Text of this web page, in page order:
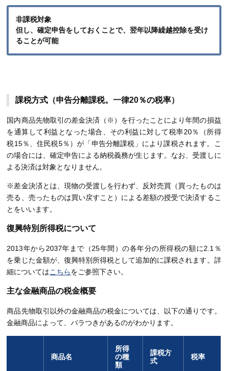
非課税対象
但し、確定申告をしておくことで、翌年以降繰越控除を受け
ることが可能
課税方式（申告分離課税。一律20％の税率）
国内商品先物取引の差金決済（※）を行ったことにより年間の損益
を通算して利益となった場合、その利益に対して税率20％（所得
税15％、住民税5％）が「申告分離課税」により課税されます。こ
の場合には、確定申告による納税義務が生じます。なお、受渡しに
よる決済は対象となりません。
※差金決済とは、現物の受渡しを行わず、反対売買（買ったものは
売る、売ったものは買い戻すこと）による差額の授受で決済するこ
とをいいます。
復興特別所得税について
2013年から2037年まで（25年間）の各年分の所得税の額に2.1％
を乗じた金額が、復興特別所得税として追加的に課税されます。詳
細についてはこちらをご参照下さい。
主な金融商品の税金概要
商品先物取引以外の金融商品の税金については、以下の通りです。
金融商品によって、バラつきがあるのがわかります。
商品名
所得
の種
類
課税方
式
税率